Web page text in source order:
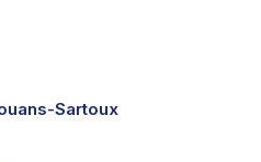
Sartoux